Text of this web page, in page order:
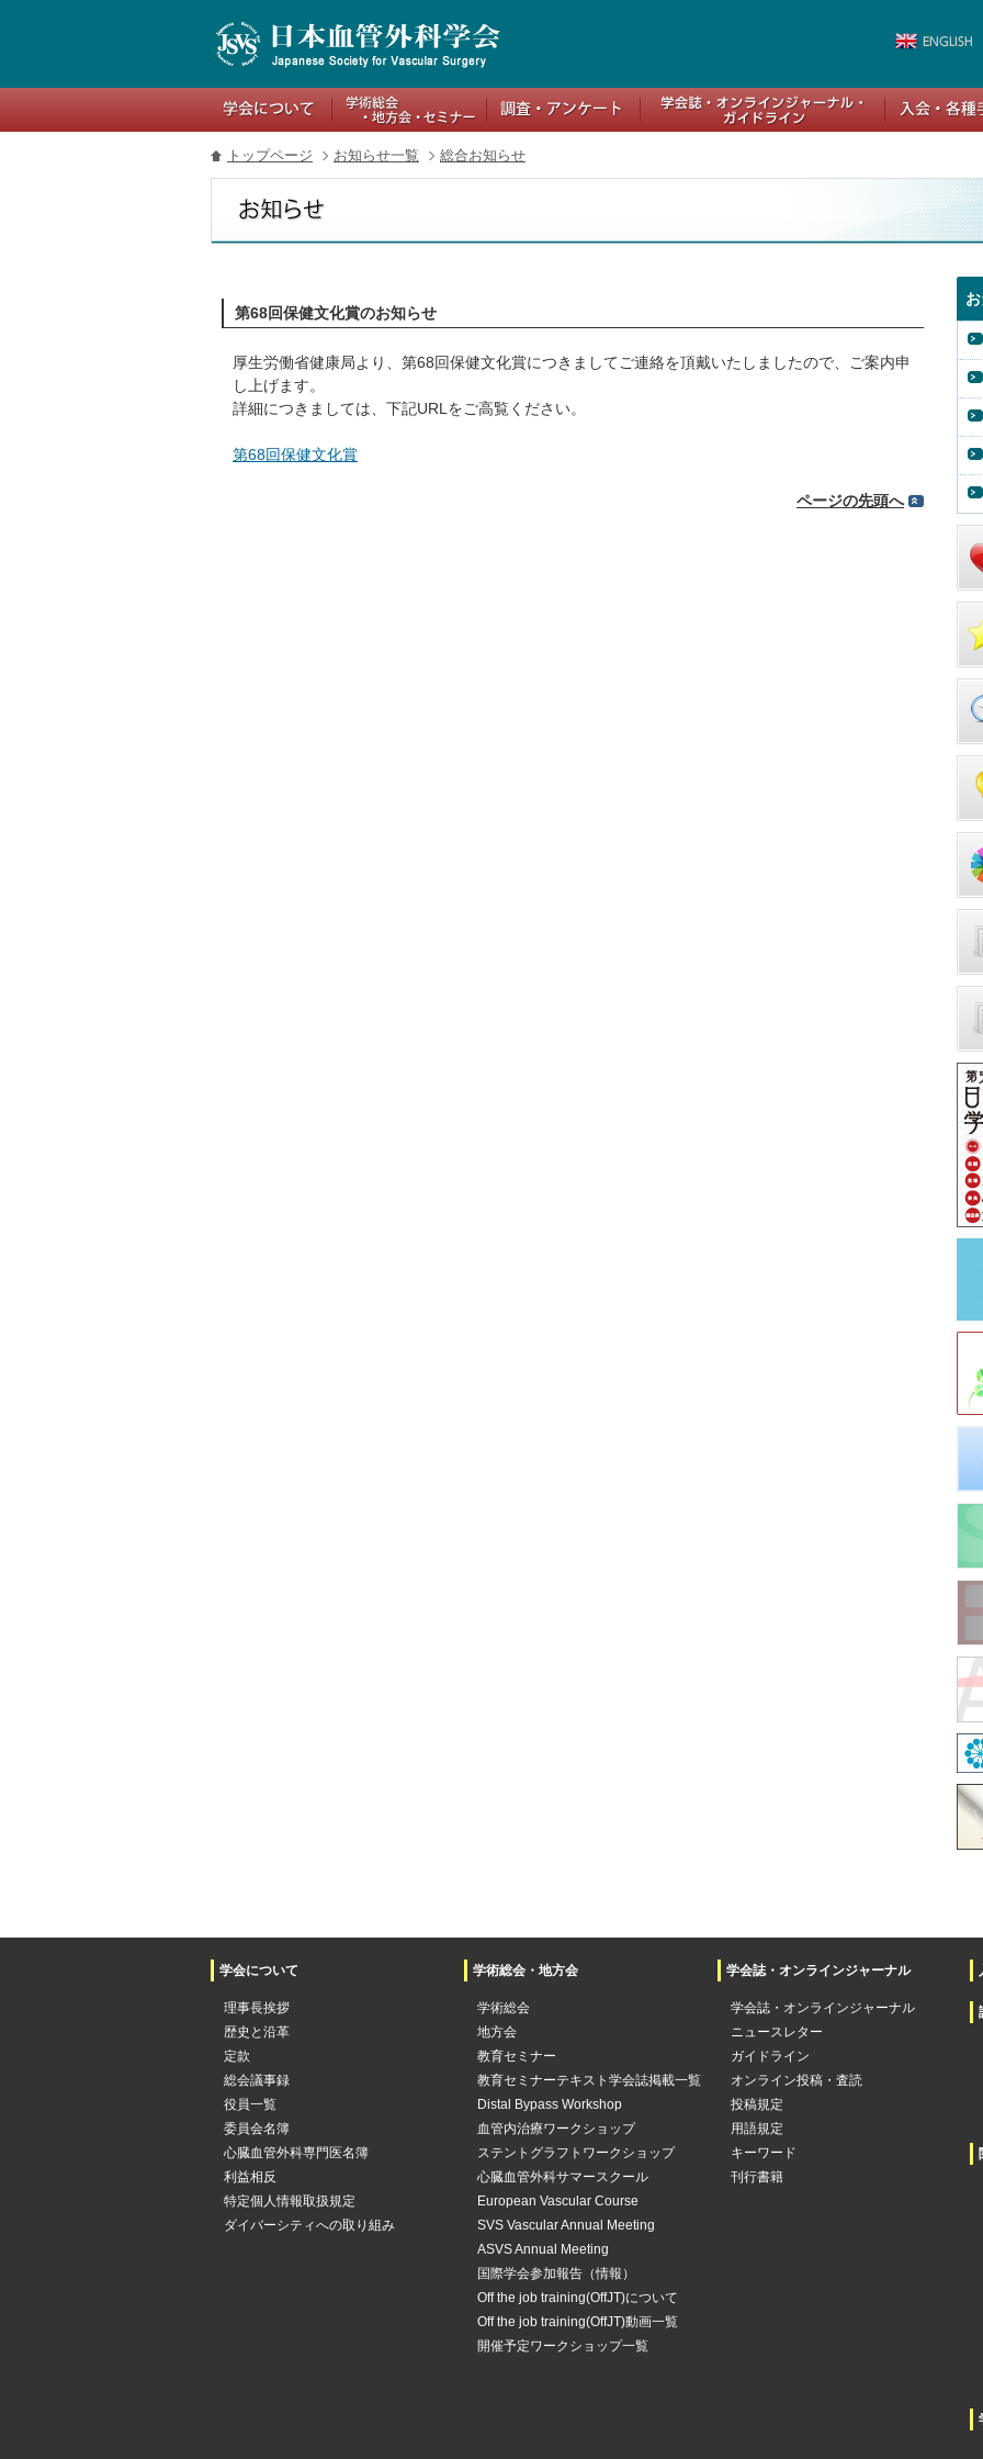
トップページ お知らせ一覧 総合お知らせ
第68回保健文化賞のお知らせ
厚生労働省健康局より、第68回保健文化賞につきましてご連絡を頂戴いたしましたので、ご案内申
し上げます。
詳細につきましては、下記URLをご高覧ください。
第68回保健文化賞
ページの先頭へ
学会について
理事長挨拶
歴史と沿革
定款
総会議事録
役員一覧
委員会名簿
心臓血管外科専門医名簿
利益相反
特定個人情報取扱規定
ダイバーシティへの取り組み
学術総会・地方会
学術総会
地方会
教育セミナー
教育セミナーテキスト学会誌掲載一覧
Distal Bypass Workshop
血管内治療ワークショップ
ステントグラフトワークショップ
心臓血管外科サマースクール
European Vascular Course
SVS Vascular Annual Meeting
ASVS Annual Meeting
国際学会参加報告（情報）
Off the job training(OffJT)について
Off the job training(OffJT)動画一覧
開催予定ワークショップ一覧
学会誌・オンラインジャーナル
学会誌・オンラインジャーナル
ニュースレター
ガイドライン
オンライン投稿・査読
投稿規定
用語規定
キーワード
刊行書籍